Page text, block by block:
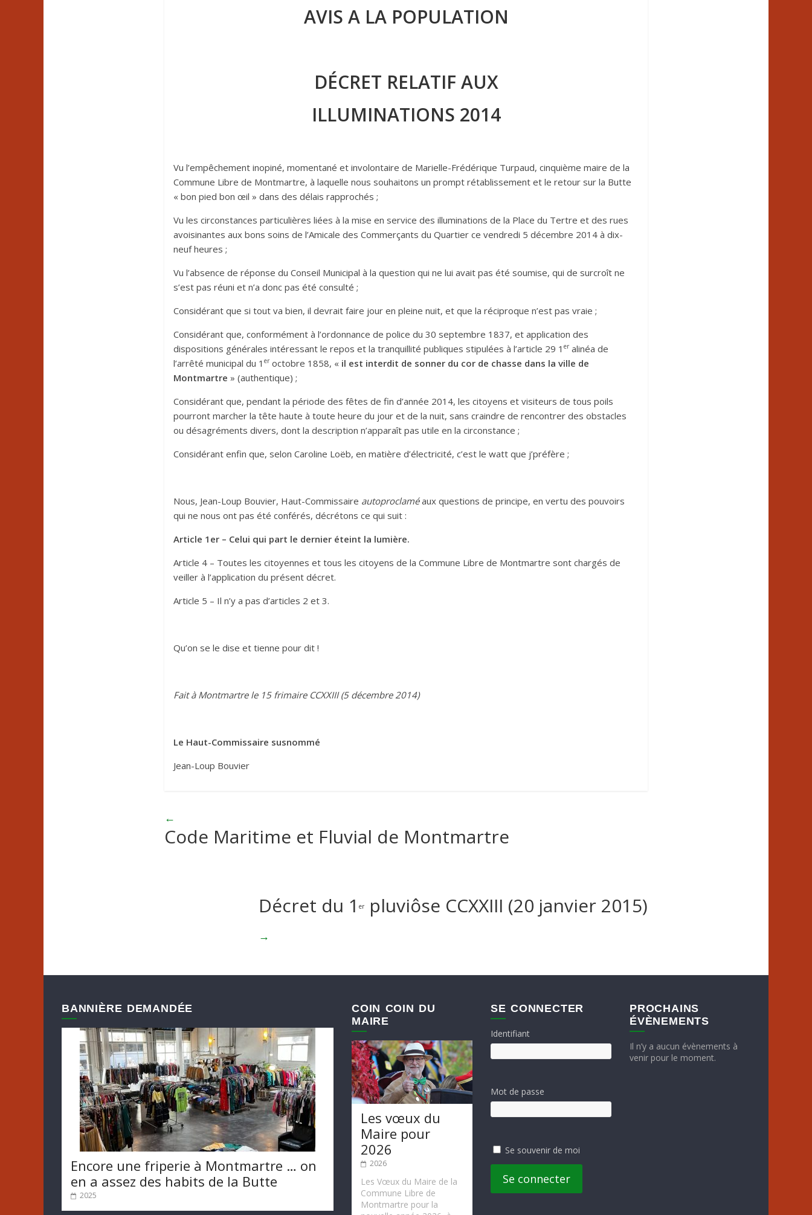
AVIS A LA POPULATION
DÉCRET RELATIF AUX
ILLUMINATIONS 2014
Vu l’empêchement inopiné, momentané et involontaire de Marielle-Frédérique Turpaud, cinquième maire de la
Commune Libre de Montmartre, à laquelle nous souhaitons un prompt rétablissement et le retour sur la Butte
« bon pied bon œil » dans des délais rapprochés ;
Vu les circonstances particulières liées à la mise en service des illuminations de la Place du Tertre et des rues
avoisinantes aux bons soins de l’Amicale des Commerçants du Quartier ce vendredi 5 décembre 2014 à dix-
neuf heures ;
Vu l’absence de réponse du Conseil Municipal à la question qui ne lui avait pas été soumise, qui de surcroît ne
s’est pas réuni et n’a donc pas été consulté ;
Considérant que si tout va bien, il devrait faire jour en pleine nuit, et que la réciproque n’est pas vraie ;
Considérant que, conformément à l’ordonnance de police du 30 septembre 1837, et application des
dispositions générales intéressant le repos et la tranquillité publiques stipulées à l’article 29 1 er alinéa de
l’arrêté municipal du 1 er octobre 1858, « il est interdit de sonner du cor de chasse dans la ville de
Montmartre » (authentique) ;
Considérant que, pendant la période des fêtes de fin d’année 2014, les citoyens et visiteurs de tous poils
pourront marcher la tête haute à toute heure du jour et de la nuit, sans craindre de rencontrer des obstacles
ou désagréments divers, dont la description n’apparaît pas utile en la circonstance ;
Considérant enfin que, selon Caroline Loëb, en matière d’électricité, c’est le watt que j’préfère ;
Nous, Jean-Loup Bouvier, Haut-Commissaire autoproclaméaux questions de principe, en vertu des pouvoirs
qui ne nous ont pas été conférés, décrétons ce qui suit :
Article 1er – Celui qui part le dernier éteint la lumière.
Article 4 – Toutes les citoyennes et tous les citoyens de la Commune Libre de Montmartre sont chargés de
veiller à l’application du présent décret.
Article 5 – Il n’y a pas d’articles 2 et 3.
Qu’on se le dise et tienne pour dit !
Fait à Montmartre le 15 frimaire CCXXIII (5 décembre 2014)
Le Haut-Commissaire susnommé
Jean-Loup Bouvier
←
Code Maritime et Fluvial de Montmartre
Décret du 1 er pluviôse CCXXIII (20 janvier 2015)
→
BANNIÈRE DEMANDÉE
Encore une friperie à Montmartre … on
en a assez des habits de la Butte
2025
COIN COIN DU
MAIRE
Les vœux du
Maire pour
2026
2026
Les Vœux du Maire de la
Commune Libre de
Montmartre pour la
SE CONNECTER
Identifiant
Mot de passe
Se souvenir de moi
Se connecter
PROCHAINS
ÉVÈNEMENTS
Il n’y a aucun évènements à
venir pour le moment.